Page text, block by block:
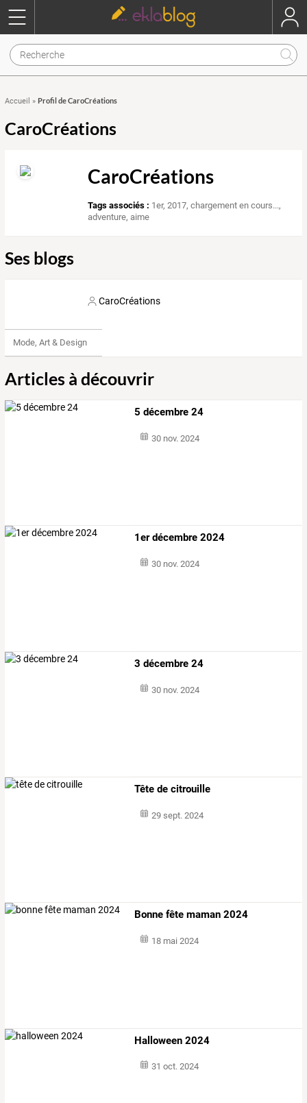
Accueil » Profil de CaroCréations
CaroCréations
CaroCréations
Tags associés : 1er,2017,chargement en cours...,
adventure,aime
Ses blogs
CaroCréations
Mode, Art & Design
Articles à découvrir
5 décembre 24
30 nov. 2024
1er décembre 2024
30 nov. 2024
3 décembre 24
30 nov. 2024
Tête de citrouille
29 sept. 2024
Bonne fête maman 2024
18 mai 2024
Halloween 2024
31 oct. 2024